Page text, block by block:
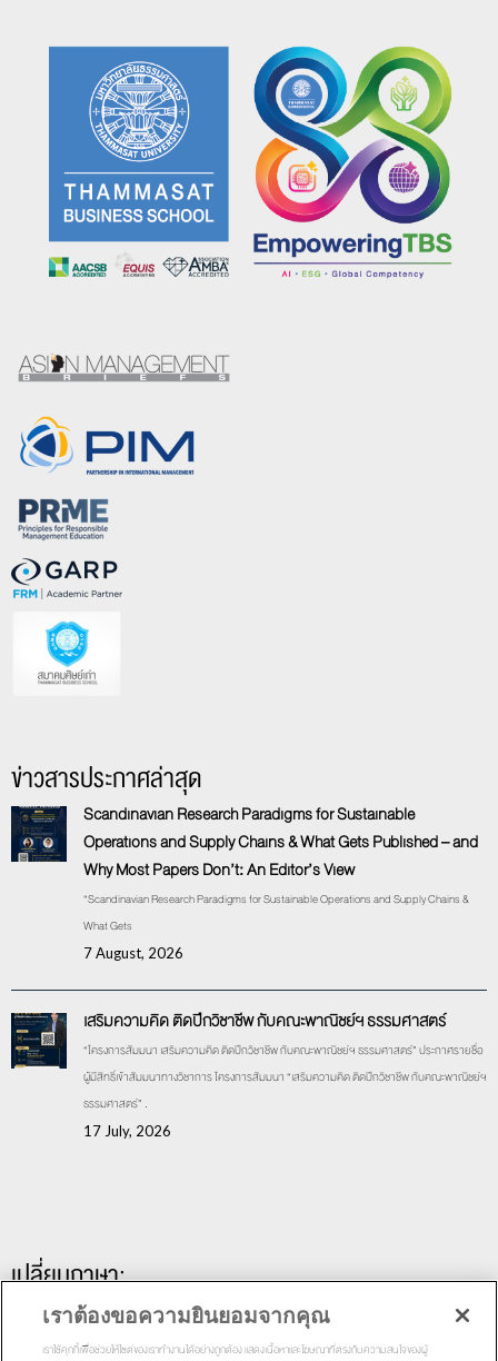
ข่าวสารประกาศล่าสุด
Scandinavian Research Paradigms for Sustainable
Operations and Supply Chains & What Gets Published – and
Why Most Papers Don’t: An Editor’s View
“Scandinavian Research Paradigms for Sustainable Operations and Supply Chains &
What Gets
7 August, 2026
เสริมความคิด ติดปีกวิชาชีพ กับคณะพาณิชย์ฯ ธรรมศาสตร์
“โครงการสัมมนา เสริมความคิด ติดปีกวิชาชีพ กับคณะพาณิชย์ฯ ธรรมศาสตร์” ประกาศรายชื่อ
ผู้มีสิทธิ์เข้าสัมมนาทางวิชาการ โครงการสัมมนา “เสริมความคิด ติดปีกวิชาชีพ กับคณะพาณิชย์ฯ
ธรรมศาสตร์” .
17 July, 2026
เปลี่ยนภาษา:
เราต้องขอความยินยอมจากคุณ
เราใช้คุกกี้เพื่อช่วยให้ไซต์ของเราทำงานได้อย่างถูกต้อง แสดงเนื้อหาและโฆษณาที่ตรงกับความสนใจของผู้